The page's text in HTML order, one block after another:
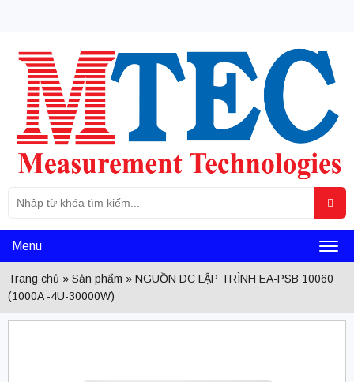
kiếm
Menu
Trang chủ » Sản phẩm » NGUỒN DC LẬP TRÌNH EA-PSB 10060
(1000A -4U-30000W)